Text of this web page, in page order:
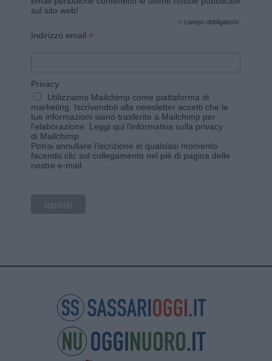
sul sito web!
* campo obbligatorio
Indirizzo email *
Privacy
Utilizziamo Mailchimp come piattaforma di
marketing. Iscrivendoti alla newsletter accetti che le
tue informazioni siano trasferite a Mailchimp per
l'elaborazione. Leggi qui l'informativa sulla privacy
di Mailchimp
Potrai annullare l'iscrizione in qualsiasi momento
facendo clic sul collegamento nel piè di pagina delle
nostre e-mail.